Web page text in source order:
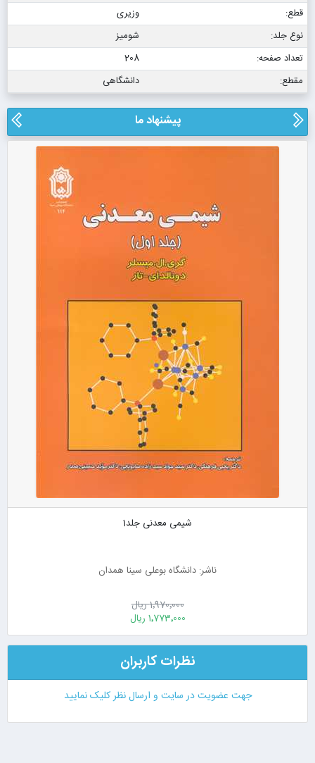
قطع:
وزیری
نوع جلد:
شومیز
تعداد صفحه:
208
مقطع:
دانشگاهی
پیشنهاد ما
شیمی معدنی جلد1
ناشر: دانشگاه بوعلی سینا همدان
1٬970٬000 ریال
1٬773٬000 ریال
نظرات کاربران
جهت عضویت در سایت و ارسال نظر کلیک نمایید